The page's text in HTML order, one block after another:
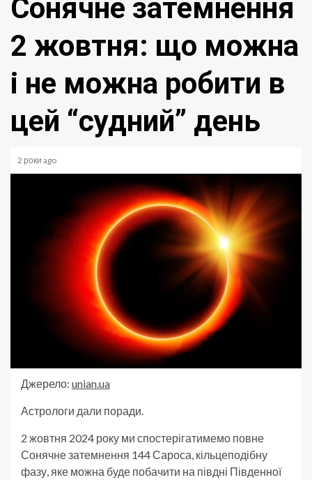
Сонячне затемнення
2 жовтня: що можна
і не можна робити в
цей “судний” день
2 роки ago
Джерело: unian.ua
Астрологи дали поради.
2 жовтня 2024 року ми спостерігатимемо повне
Сонячне затемнення 144 Сароса, кільцеподібну
фазу, яке можна буде побачити на півдні Південної